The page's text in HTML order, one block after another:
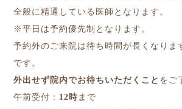
全般に精通している医師となります。
※平日は予約優先制となります。
予約外のご来院は待ち時間が長くなりま
です。
外出せず院内でお待ちいただくこと をご
午前受付： 12時 まで